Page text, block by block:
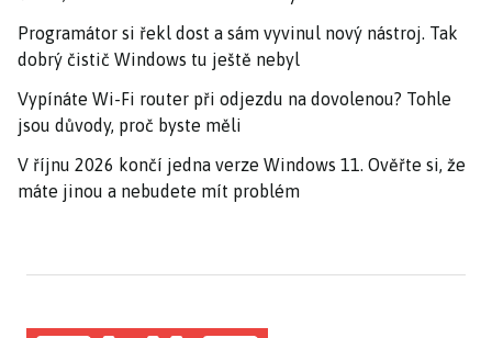
Programátor si řekl dost a sám vyvinul nový nástroj. Tak
dobrý čistič Windows tu ještě nebyl
Vypínáte Wi-Fi router při odjezdu na dovolenou? Tohle
jsou důvody, proč byste měli
V říjnu 2026 končí jedna verze Windows 11. Ověřte si, že
máte jinou a nebudete mít problém